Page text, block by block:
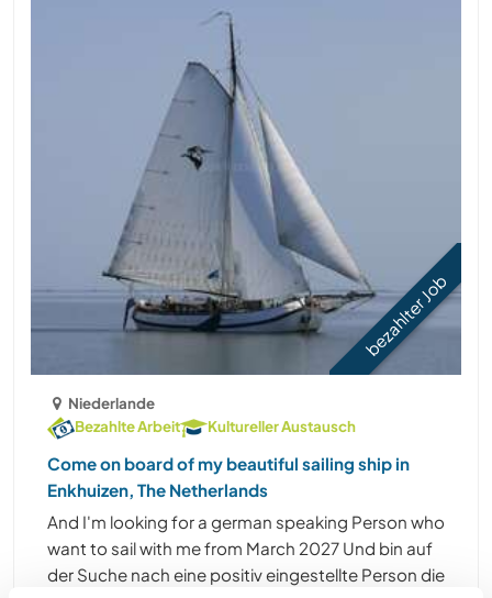
bezahlter Job
Niederlande
Bezahlte Arbeit
Kultureller Austausch
Come on board of my beautiful sailing ship in
Enkhuizen, The Netherlands
And I'm looking for a german speaking Person who
want to sail with me from March 2027 Und bin auf
der Suche nach eine positiv eingestellte Person die